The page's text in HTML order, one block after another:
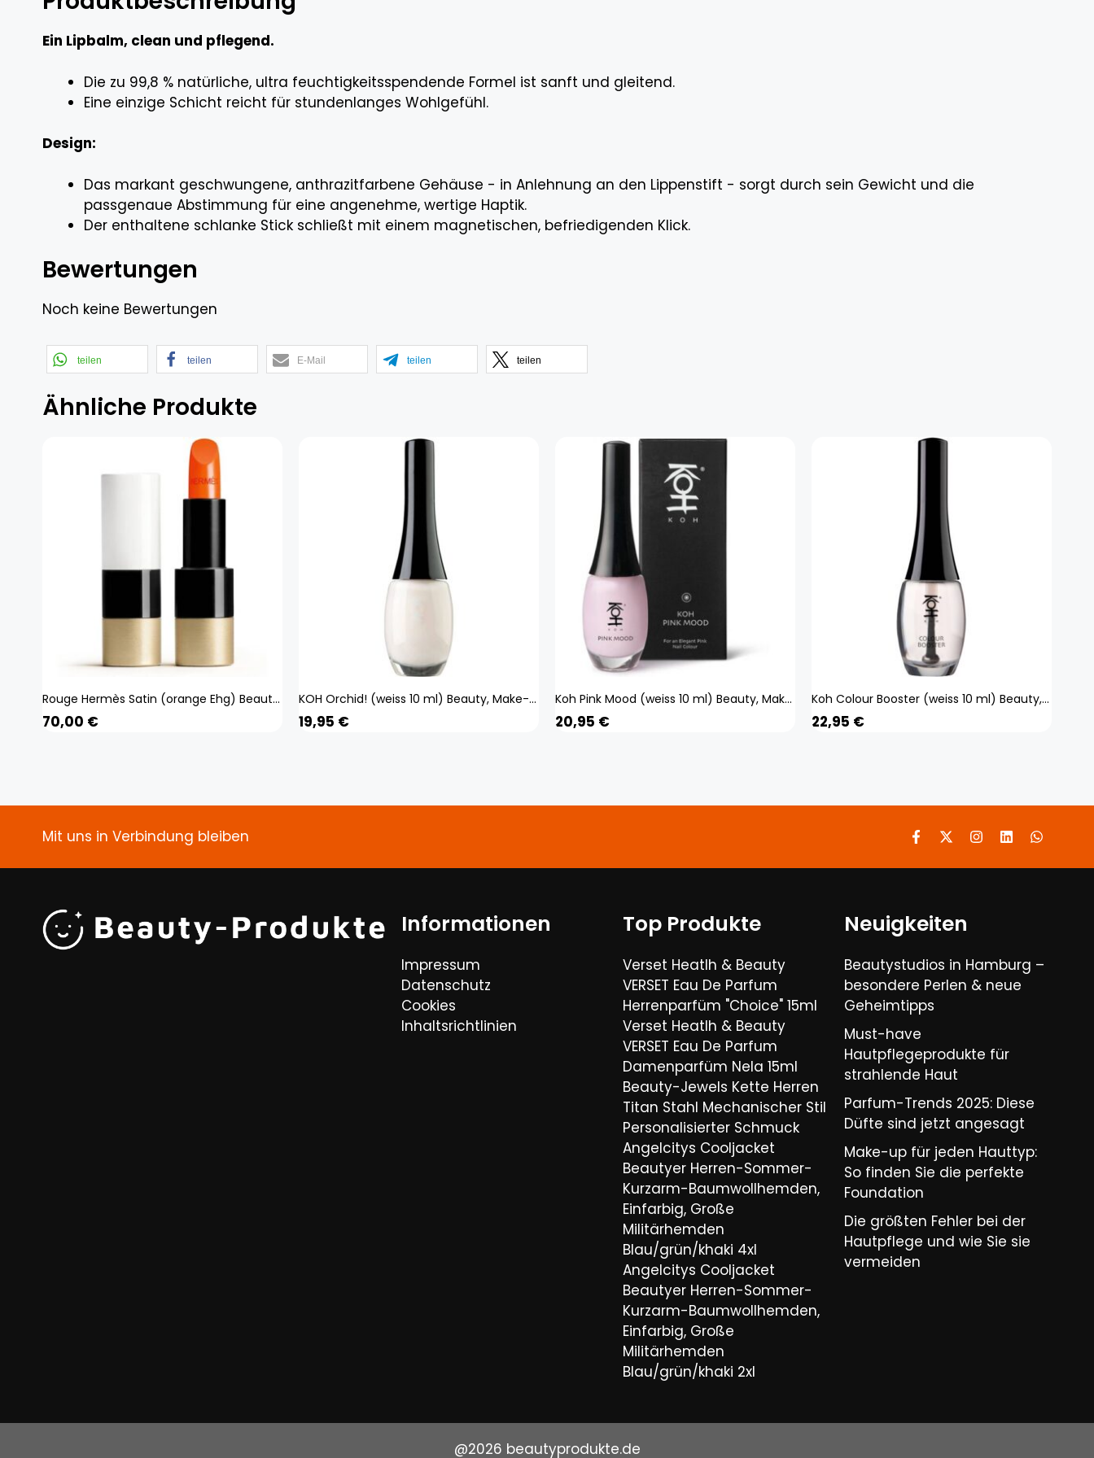
Ein Lipbalm, clean und pflegend.
Die zu 99,8 % natürliche, ultra feuchtigkeitsspendende Formel ist sanft und gleitend.
Eine einzige Schicht reicht für stundenlanges Wohlgefühl.
Design:
Das markant geschwungene, anthrazitfarbene Gehäuse - in Anlehnung an den Lippenstift - sorgt durch sein Gewicht und die
passgenaue Abstimmung für eine angenehme, wertige Haptik.
Der enthaltene schlanke Stick schließt mit einem magnetischen, befriedigenden Klick.
Bewertungen
Noch keine Bewertungen
teilen teilen E-Mail teilen teilen
Ähnliche Produkte
Rouge Hermès Satin (orange Ehg) Beauty, Make-up, Lippen, Lippenstift
70,00 €
KOH Orchid! (weiss 10 ml) Beauty, Make-up, Nägel
19,95 €
Koh Pink Mood (weiss 10 ml) Beauty, Make-up, Nägel
20,95 €
Koh Colour Booster (weiss 10 ml) Beauty, Make-up, Nägel
22,95 €
Mit uns in Verbindung bleiben
Informationen
Impressum
Datenschutz
Cookies
Inhaltsrichtlinien
Top Produkte
Verset Heatlh & Beauty
VERSET Eau De Parfum
Herrenparfüm "Choice" 15ml
Verset Heatlh & Beauty
VERSET Eau De Parfum
Damenparfüm Nela 15ml
Beauty-Jewels Kette Herren
Titan Stahl Mechanischer Stil
Personalisierter Schmuck
Angelcitys Cooljacket
Beautyer Herren-Sommer-
Kurzarm-Baumwollhemden,
Einfarbig, Große
Militärhemden
Blau/grün/khaki 4xl
Angelcitys Cooljacket
Beautyer Herren-Sommer-
Kurzarm-Baumwollhemden,
Einfarbig, Große
Militärhemden
Blau/grün/khaki 2xl
Neuigkeiten
Beautystudios in Hamburg –
besondere Perlen & neue
Geheimtipps
Must-have
Hautpflegeprodukte für
strahlende Haut
Parfum-Trends 2025: Diese
Düfte sind jetzt angesagt
Make-up für jeden Hauttyp:
So finden Sie die perfekte
Foundation
Die größten Fehler bei der
Hautpflege und wie Sie sie
vermeiden
@2026 beautyprodukte.de